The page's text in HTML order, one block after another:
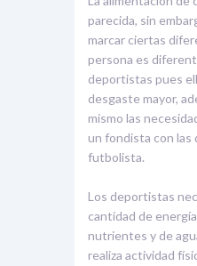
parecida, sin
marcar ciertas
persona es
deportistas pues
desgaste mayor,
mismo las
un fondista con las
futbolista.
Los deportistas
cantidad de
nutrientes y de
realiza actividad